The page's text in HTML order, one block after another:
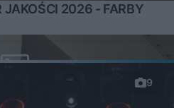
JAKOŚCI 2026 - FARBY
9